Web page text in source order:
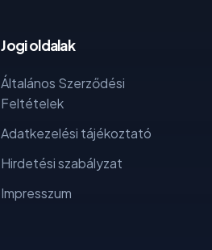
Jogi oldalak
Általános Szerződési
Feltételek
Adatkezelési tájékoztató
Hirdetési szabályzat
Impresszum